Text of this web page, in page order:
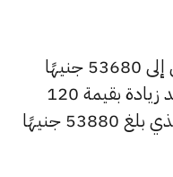
وارتفع سعر الجنيه الذهب ليصل إلى 53680 جنيهًا
للبيع و53440 جنيهًا للشراء، بعد زيادة بقيمة 120
جنيهات مقارنة بالسعر السابق الذي بلغ 53880 جنيهًا